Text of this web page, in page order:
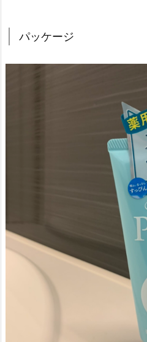
パッケージ